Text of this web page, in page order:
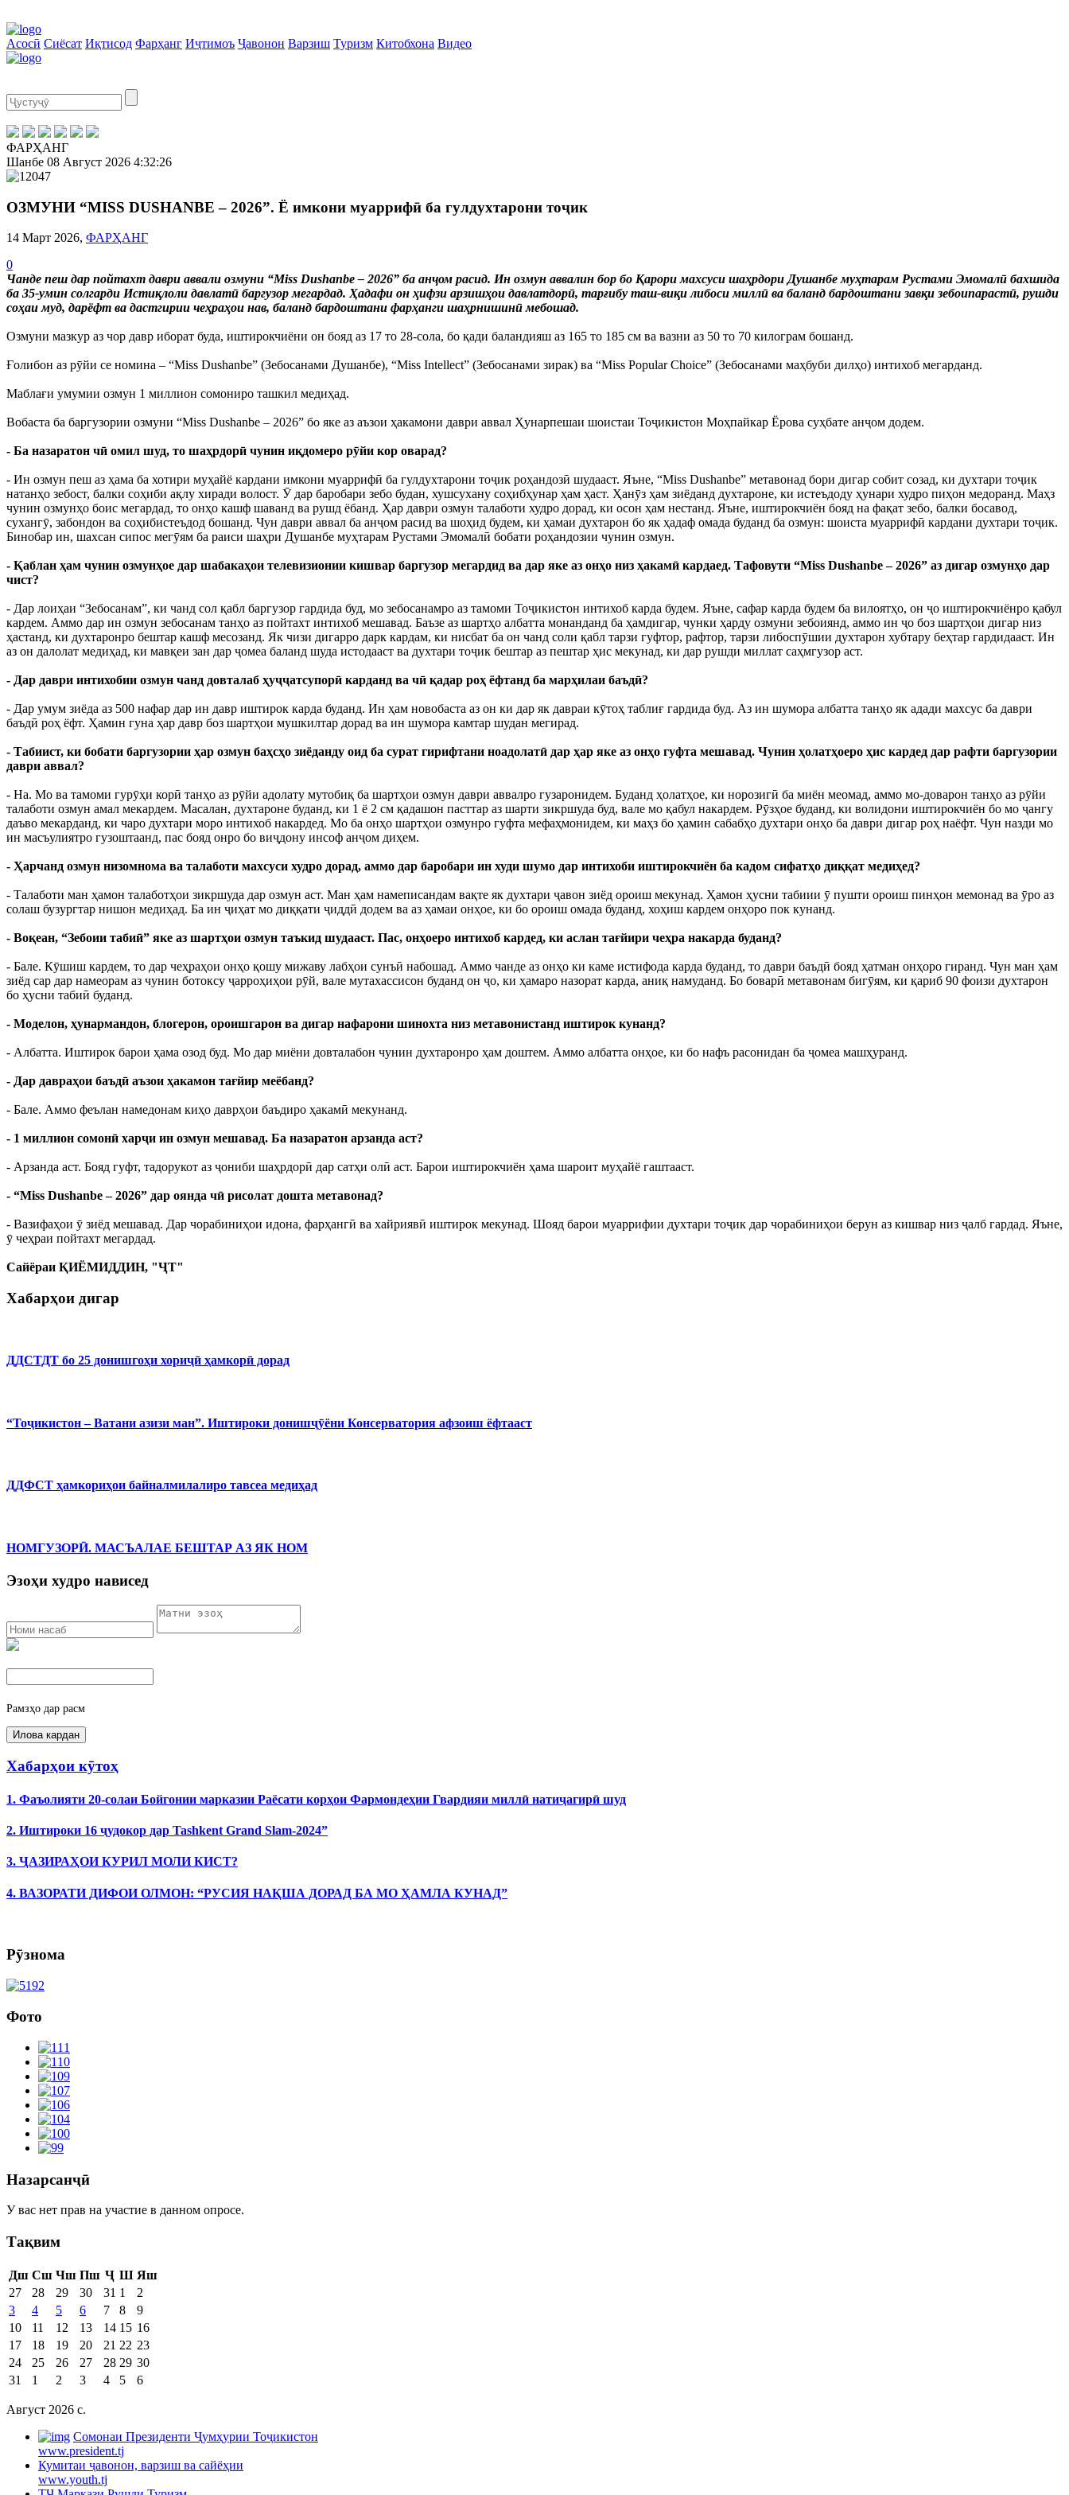
Асосӣ Сиёсат Иқтисод Фарҳанг Иҷтимоъ Ҷавонон Варзиш Туризм Китобхона Видео
ФАРҲАНГ
Шанбе 08 Август 2026 4:32:27
ОЗМУНИ “MISS DUSHANBE – 2026”. Ё имкони муаррифӣ ба гулдухтарони тоҷик
14 Март 2026, ФАРҲАНГ
0
Чанде пеш дар пойтахт даври аввали озмуни “Miss Dushanbe – 2026” ба анҷом расид. Ин озмун аввалин бор бо Қарори махсуси шаҳрдори Душанбе муҳтарам Рустами Эмомалӣ бахшида
ба 35-умин солгарди Истиқлоли давлатӣ баргузор мегардад. Ҳадафи он ҳифзи арзишҳои давлатдорӣ, тарғибу таш-виқи либоси миллӣ ва баланд бардоштани завқи зебоипарастӣ, рушди
соҳаи муд, дарёфт ва дастгирии чеҳраҳои нав, баланд бардоштани фарҳанги шаҳрнишинӣ мебошад.
Озмуни мазкур аз чор давр иборат буда, иштирокчиёни он бояд аз 17 то 28-сола, бо қади баландияш аз 165 то 185 см ва вазни аз 50 то 70 килограм бошанд.
Ғолибон аз рӯйи се номина – “Miss Dushanbe” (Зебосанами Душанбе), “Miss Intellect” (Зебосанами зирак) ва “Miss Popular Choice” (Зебосанами маҳбуби дилҳо) интихоб мегарданд.
Маблағи умумии озмун 1 миллион сомониро ташкил медиҳад.
Вобаста ба баргузории озмуни “Miss Dushanbe – 2026” бо яке аз аъзои ҳакамони даври аввал Ҳунарпешаи шоистаи Тоҷикистон Моҳпайкар Ёрова суҳбате анҷом додем.
- Ба назаратон чӣ омил шуд, то шаҳрдорӣ чунин иқдомеро рӯйи кор оварад?
- Ин озмун пеш аз ҳама ба хотири муҳайё кардани имкони муаррифӣ ба гулдухтарони тоҷик роҳандозӣ шудааст. Яъне, “Miss Dushanbe” метавонад бори дигар собит созад, ки духтари тоҷик
натанҳо зебост, балки соҳиби ақлу хиради волост. Ӯ дар баробари зебо будан, хушсухану соҳибҳунар ҳам ҳаст. Ҳанӯз ҳам зиёданд духтароне, ки истеъдоду ҳунари худро пиҳон медоранд. Маҳз
чунин озмунҳо боис мегардад, то онҳо кашф шаванд ва рушд ёбанд. Ҳар даври озмун талаботи худро дорад, ки осон ҳам нестанд. Яъне, иштирокчиён бояд на фақат зебо, балки босавод,
сухангӯ, забондон ва соҳибистеъдод бошанд. Чун даври аввал ба анҷом расид ва шоҳид будем, ки ҳамаи духтарон бо як ҳадаф омада буданд ба озмун: шоиста муаррифӣ кардани духтари тоҷик.
Бинобар ин, шахсан сипос мегӯям ба раиси шаҳри Душанбе муҳтарам Рустами Эмомалӣ бобати роҳандозии чунин озмун.
- Қаблан ҳам чунин озмунҳое дар шабакаҳои телевизионии кишвар баргузор мегардид ва дар яке аз онҳо низ ҳакамӣ кардаед. Тафовути “Miss Dushanbe – 2026” аз дигар озмунҳо дар
чист?
- Дар лоиҳаи “Зебосанам”, ки чанд сол қабл баргузор гардида буд, мо зебосанамро аз тамоми Тоҷикистон интихоб карда будем. Яъне, сафар карда будем ба вилоятҳо, он ҷо иштирокчиёнро қабул
кардем. Аммо дар ин озмун зебосанам танҳо аз пойтахт интихоб мешавад. Баъзе аз шартҳо албатта монанданд ба ҳамдигар, чунки ҳарду озмуни зебоиянд, аммо ин ҷо боз шартҳои дигар низ
ҳастанд, ки духтаронро бештар кашф месозанд. Як чизи дигарро дарк кардам, ки нисбат ба он чанд соли қабл тарзи гуфтор, рафтор, тарзи либоспӯшии духтарон хубтару беҳтар гардидааст. Ин
аз он далолат медиҳад, ки мавқеи зан дар ҷомеа баланд шуда истодааст ва духтари тоҷик бештар аз пештар ҳис мекунад, ки дар рушди миллат саҳмгузор аст.
- Дар даври интихобии озмун чанд довталаб ҳуҷҷатсупорӣ карданд ва чӣ қадар роҳ ёфтанд ба марҳилаи баъдӣ?
- Дар умум зиёда аз 500 нафар дар ин давр иштирок карда буданд. Ин ҳам новобаста аз он ки дар як давраи кӯтоҳ таблиғ гардида буд. Аз ин шумора албатта танҳо як адади махсус ба даври
баъдӣ роҳ ёфт. Ҳамин гуна ҳар давр боз шартҳои мушкилтар дорад ва ин шумора камтар шудан мегирад.
- Табиист, ки бобати баргузории ҳар озмун баҳсҳо зиёданду оид ба сурат гирифтани ноадолатӣ дар ҳар яке аз онҳо гуфта мешавад. Чунин ҳолатҳоеро ҳис кардед дар рафти баргузории
даври аввал?
- На. Мо ва тамоми гурӯҳи корӣ танҳо аз рӯйи адолату мутобиқ ба шартҳои озмун даври аввалро гузаронидем. Буданд ҳолатҳое, ки норозигӣ ба миён меомад, аммо мо-доварон танҳо аз рӯйи
талаботи озмун амал мекардем. Масалан, духтароне буданд, ки 1 ё 2 см қадашон пасттар аз шарти зикршуда буд, вале мо қабул накардем. Рӯзҳое буданд, ки волидони иштирокчиён бо мо ҷангу
даъво мекарданд, ки чаро духтари моро интихоб накардед. Мо ба онҳо шартҳои озмунро гуфта мефаҳмонидем, ки маҳз бо ҳамин сабабҳо духтари онҳо ба даври дигар роҳ наёфт. Чун назди мо
ин масъулиятро гузоштаанд, пас бояд онро бо виҷдону инсоф анҷом диҳем.
- Ҳарчанд озмун низомнома ва талаботи махсуси худро дорад, аммо дар баробари ин худи шумо дар интихоби иштирокчиён ба кадом сифатҳо диққат медиҳед?
- Талаботи ман ҳамон талаботҳои зикршуда дар озмун аст. Ман ҳам намеписандам вақте як духтари ҷавон зиёд ороиш мекунад. Ҳамон ҳусни табиии ӯ пушти ороиш пинҳон мемонад ва ӯро аз
солаш бузургтар нишон медиҳад. Ба ин ҷиҳат мо диққати ҷиддӣ додем ва аз ҳамаи онҳое, ки бо ороиш омада буданд, хоҳиш кардем онҳоро пок кунанд.
- Воқеан, “Зебоии табиӣ” яке аз шартҳои озмун таъкид шудааст. Пас, онҳоеро интихоб кардед, ки аслан тағйири чеҳра накарда буданд?
- Бале. Кӯшиш кардем, то дар чеҳраҳои онҳо қошу мижаву лабҳои сунъӣ набошад. Аммо чанде аз онҳо ки каме истифода карда буданд, то даври баъдӣ бояд ҳатман онҳоро гиранд. Чун ман ҳам
зиёд сар дар намеорам аз чунин ботоксу ҷарроҳиҳои рӯй, вале мутахассисон буданд он ҷо, ки ҳамаро назорат карда, аниқ намуданд. Бо боварӣ метавонам бигӯям, ки қариб 90 фоизи духтарон
бо ҳусни табиӣ буданд.
- Моделон, ҳунармандон, блогерон, ороишгарон ва дигар нафарони шинохта низ метавонистанд иштирок кунанд?
- Албатта. Иштирок барои ҳама озод буд. Мо дар миёни довталабон чунин духтаронро ҳам доштем. Аммо албатта онҳое, ки бо нафъ расонидан ба ҷомеа машҳуранд.
- Дар давраҳои баъдӣ аъзои ҳакамон тағйир меёбанд?
- Бале. Аммо феълан намедонам киҳо даврҳои баъдиро ҳакамӣ мекунанд.
- 1 миллион сомонӣ харҷи ин озмун мешавад. Ба назаратон арзанда аст?
- Арзанда аст. Бояд гуфт, тадорукот аз ҷониби шаҳрдорӣ дар сатҳи олӣ аст. Барои иштирокчиён ҳама шароит муҳайё гаштааст.
- “Miss Dushanbe – 2026” дар оянда чӣ рисолат дошта метавонад?
- Вазифаҳои ӯ зиёд мешавад. Дар чорабиниҳои идона, фарҳангӣ ва хайриявӣ иштирок мекунад. Шояд барои муаррифии духтари тоҷик дар чорабиниҳои берун аз кишвар низ ҷалб гардад. Яъне,
ӯ чеҳраи пойтахт мегардад.
Сайёраи ҚИЁМИДДИН, "ҶТ"
Хабарҳои дигар
ДДСТДТ бо 25 донишгоҳи хориҷӣ ҳамкорӣ дорад
“Тоҷикистон – Ватани азизи ман”. Иштироки донишҷӯёни Консерватория афзоиш ёфтааст
ДДФСТ ҳамкориҳои байналмилалиро тавсеа медиҳад
НОМГУЗОРӢ. МАСЪАЛАЕ БЕШТАР АЗ ЯК НОМ
Эзоҳи худро нависед
Рамзҳо дар расм
Хабарҳои кӯтоҳ
1. Фаъолияти 20-солаи Бойгонии марказии Раёсати корҳои Фармондеҳии Гвардияи миллӣ натиҷагирӣ шуд
2. Иштироки 16 ҷудокор дар Tashkent Grand Slam-2024”
3. ҶАЗИРАҲОИ КУРИЛ МОЛИ КИСТ?
4. ВАЗОРАТИ ДИФОИ ОЛМОН: “РУСИЯ НАҚША ДОРАД БА МО ҲАМЛА КУНАД”
Рӯзнома
Фото
Назарсанҷӣ
У вас нет прав на участие в данном опросе.
Тақвим
Дш Сш Чш Пш Ҷ Ш Яш
27
28 29 30 31 1
2
3
4 5 6 7 8
9
10
11 12 13 14 15 16
17
18 19 20 21 22 23
24
25 26 27 28 29 30
31
1 2 3 4 5 6
Август 2026 c.
Cомонаи Президенти Ҷумҳурии Тоҷикистон
www.president.tj
Кумитаи ҷавонон, варзиш ва сайёҳии
www.youth.tj